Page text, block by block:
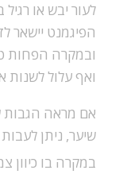
לעור יבש או
הפיגמנט יישאר
ובמקרה הפחות
ואף עלול לשנות
אם מראה הגבות
שיער, ניתן
במקרה בו כיוון